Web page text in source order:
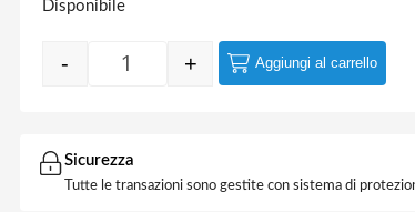
Disponibile
Interruttore Magnetotermico 2x40A
- + Aggiungi al carrello
Sicurezza
Tutte le transazioni sono gestite con sistema di